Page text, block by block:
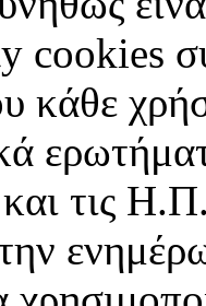
cookies
κάθε
τις